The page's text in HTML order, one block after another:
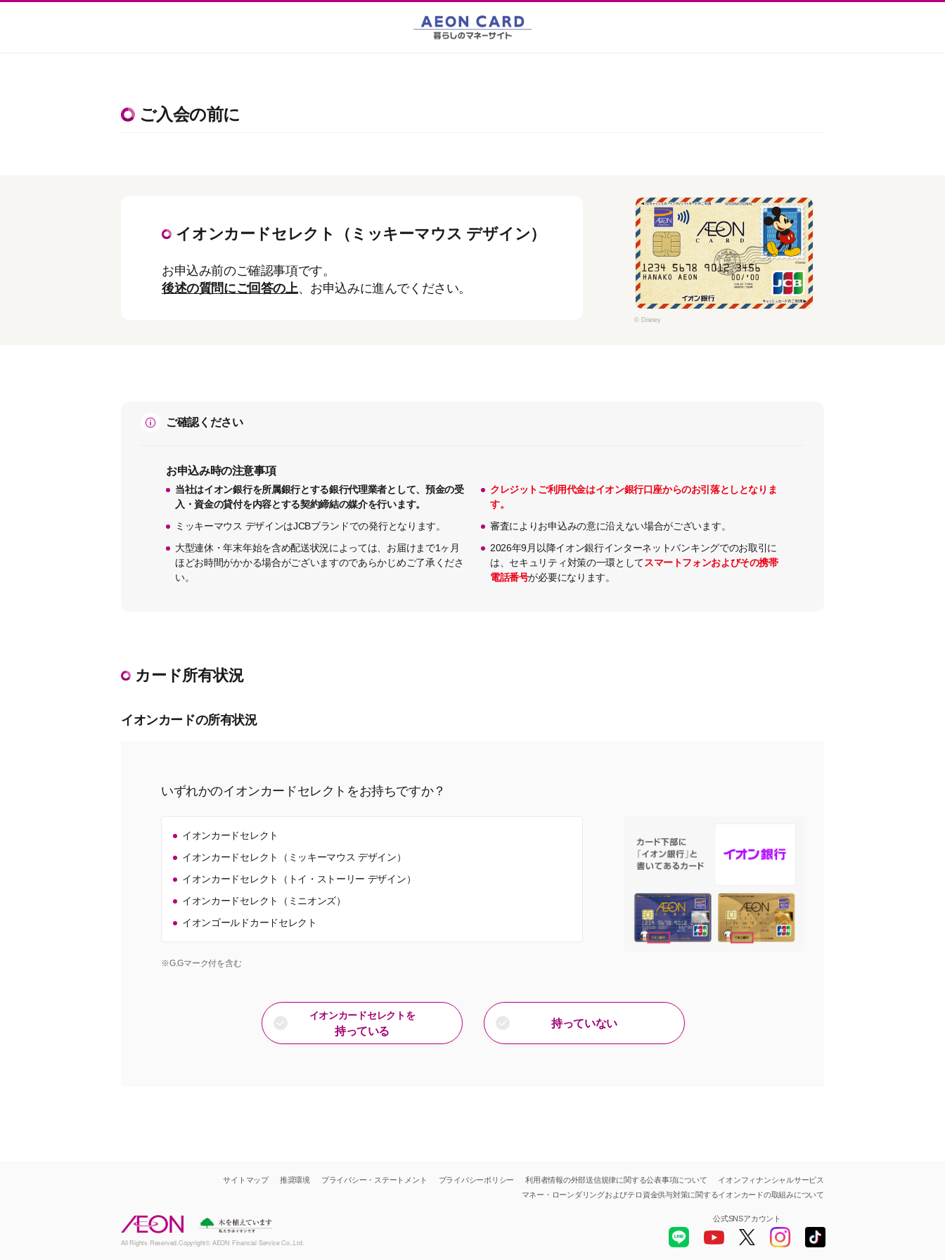
ご入会の前に
イオンカードセレクト（ミッキーマウス デザイン）
お申込み前のご確認事項です。
後述の質問にご回答の上、お申込みに進んでください。
© Disney
ご確認ください
お申込み時の注意事項
当社はイオン銀行を所属銀行とする銀行代理業者として、預金の受
入・資金の貸付を内容とする契約締結の媒介を行います。
クレジットご利用代金はイオン銀行口座からのお引落としとなりま
す。
ミッキーマウス デザインはJCBブランドでの発行となります。
審査によりお申込みの意に沿えない場合がございます。
大型連休・年末年始を含め配送状況によっては、お届けまで1ヶ月
ほどお時間がかかる場合がございますのであらかじめご了承くださ
い。
2026年9月以降イオン銀行インターネットバンキングでのお取引に
は、セキュリティ対策の一環としてスマートフォンおよびその携帯
電話番号が必要になります。
カード所有状況
イオンカードの所有状況
いずれかのイオンカードセレクトをお持ちですか？
イオンカードセレクト
イオンカードセレクト（ミッキーマウス デザイン）
イオンカードセレクト（トイ・ストーリー デザイン）
イオンカードセレクト（ミニオンズ）
イオンゴールドカードセレクト
※G.Gマーク付を含む
イオンカードセレクトを
持っている
持っていない
サイトマップ 推奨環境 プライバシー・ステートメント プライバシーポリシー 利用者情報の外部送信規律に関する公表事項について
イオンフィナンシャルサービス
マネー・ローンダリングおよびテロ資金供与対策に関するイオンカードの取組みについて
All Rights Reserved.Copyright© AEON Financial Service Co.,Ltd.
公式SNSアカウント